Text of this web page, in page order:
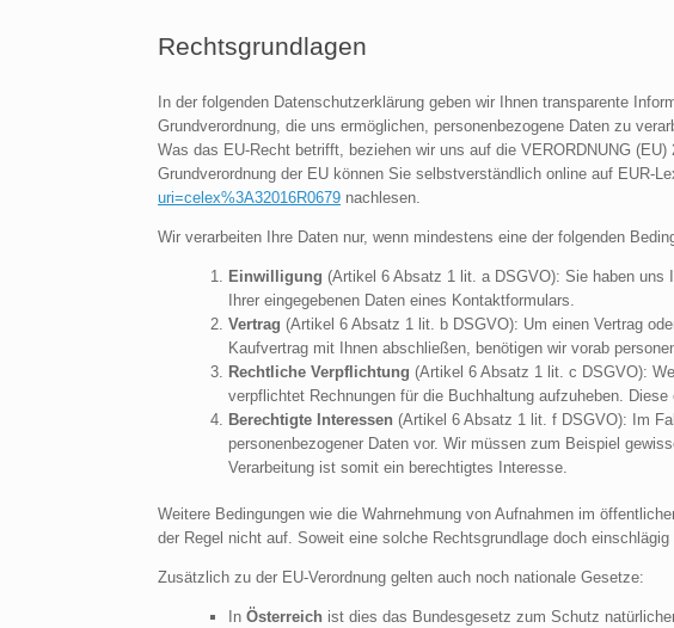
Rechtsgrundlagen
In der folgenden Datenschutzerklärung geben wir Ihnen transparente
Grundverordnung, die uns ermöglichen, personenbezogene Daten zu
Was das EU-Recht betrifft, beziehen wir uns auf die VERORDNUNG
Grundverordnung der EU können Sie selbstverständlich online auf EUR-
uri=celex%3A32016R0679 nachlesen.
Wir verarbeiten Ihre Daten nur, wenn mindestens eine der folgenden
Einwilligung (Artikel 6 Absatz 1 lit. a DSGVO): Sie haben uns
Ihrer eingegebenen Daten eines Kontaktformulars.
Vertrag (Artikel 6 Absatz 1 lit. b DSGVO): Um einen Vertrag
Kaufvertrag mit Ihnen abschließen, benötigen wir vorab
Rechtliche Verpflichtung (Artikel 6 Absatz 1 lit. c DSGVO):
verpflichtet Rechnungen für die Buchhaltung aufzuheben.
Berechtigte Interessen (Artikel 6 Absatz 1 lit. f DSGVO): Im
personenbezogener Daten vor. Wir müssen zum Beispiel
Verarbeitung ist somit ein berechtigtes Interesse.
Weitere Bedingungen wie die Wahrnehmung von Aufnahmen im
der Regel nicht auf. Soweit eine solche Rechtsgrundlage doch
Zusätzlich zu der EU-Verordnung gelten auch noch nationale Gesetze:
In Österreich ist dies das Bundesgesetz zum Schutz